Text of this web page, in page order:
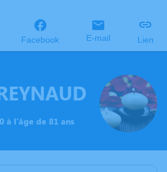
Facebook E-mail Lien
à l'âge de 81 ans